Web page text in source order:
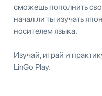
сможешь пополнить
начал ли ты изучать
носителем языка.
Изучай, играй и
LinGo Play.